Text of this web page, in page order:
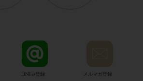
LINE@登録 メルマガ登録